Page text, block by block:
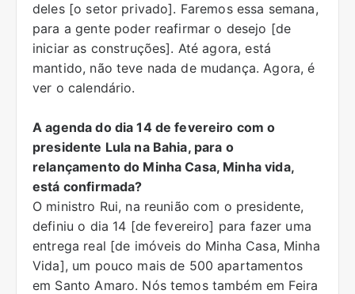
deles [o setor privado]. Faremos essa semana,
para a gente poder reafirmar o desejo [de
iniciar as construções]. Até agora, está
mantido, não teve nada de mudança. Agora, é
ver o calendário.
A agenda do dia 14 de fevereiro com o
presidente Lula na Bahia, para o
relançamento do Minha Casa, Minha vida,
está confirmada?
O ministro Rui, na reunião com o presidente,
definiu o dia 14 [de fevereiro] para fazer uma
entrega real [de imóveis do Minha Casa, Minha
Vida], um pouco mais de 500 apartamentos
em Santo Amaro. Nós temos também em Feira